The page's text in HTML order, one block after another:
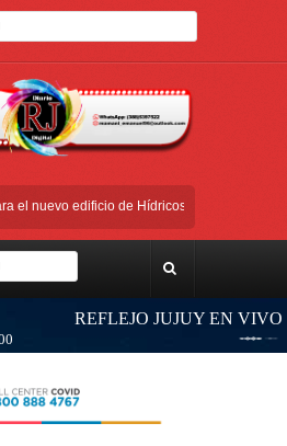
edificio de Hídricos están en plena